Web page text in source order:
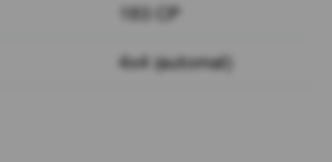
183 CP
4x4 (automat)